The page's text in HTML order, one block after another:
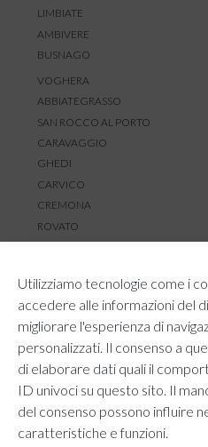
Utilizziamo tecnologie come i
accedere alle informazioni del
migliorare l'esperienza di
personalizzati. Il consenso a
di elaborare dati quali il
ID univoci su questo sito. Il
del consenso possono influire
caratteristiche e funzioni.
LIMBIATE
AMBIVERE
BUSNAGO
VOGHERA
ABBIATEGRASSO
SAN ROCCO AL PORTO
CARAVAGGIO
GHEDI
CARVICO
CREMONA
ROVATO
RESI E RIMBORSI
REGOLAMENTO LOYALTY
CONTATTACI